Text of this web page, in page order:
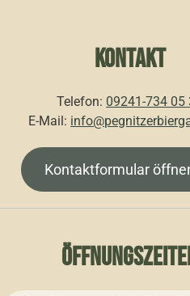
KONTAKT
Telefon: 09241-734 05
E-Mail:
Kontaktformular